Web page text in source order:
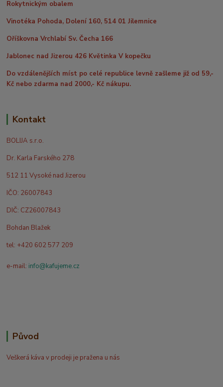
Rokytnickým obalem
Vinotéka Pohoda, Dolení 160, 514 01 Jilemnice
Oříškovna Vrchlabí Sv. Čecha 166
Jablonec nad Jizerou 426 Květinka V kopečku
Do vzdálenějších míst po celé republice levně zašleme již od 59,-
Kč nebo zdarma nad 2000,- Kč nákupu.
Kontakt
BOLIJA s.r.o.
Dr. Karla Farského 278
512 11 Vysoké nad Jizerou
IČO: 26007843
DIČ: CZ26007843
Bohdan Blažek
tel: +420 602 577 209
e-mail: info@kafujeme.cz
Původ
Veškerá káva v prodeji je pražena u nás